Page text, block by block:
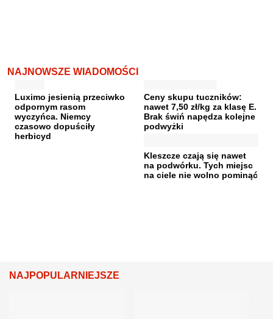
NAJNOWSZE WIADOMOŚCI
Luximo jesienią przeciwko
odpornym rasom
wyczyńca. Niemcy
czasowo dopuściły
herbicyd
Ceny skupu tuczników:
nawet 7,50 zł/kg za klasę E.
Brak świń napędza kolejne
podwyżki
Kleszcze czają się nawet
na podwórku. Tych miejsc
na ciele nie wolno pominąć
NAJPOPULARNIEJSZE